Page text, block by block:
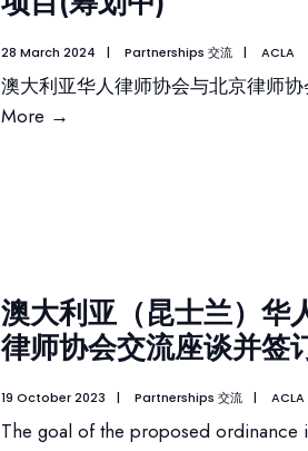
28 March 2024 | Partnerships 交流 | ACLA
澳大利亚华人律师协会与北京律师
More →
澳大利亚（昆士兰）华
律师协会交流座谈并签
19 October 2023 | Partnerships 交流 | ACLA
The goal of the proposed ordinance